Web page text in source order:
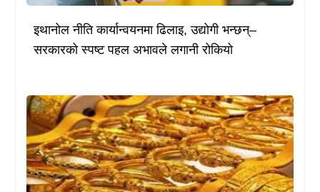
इथानोल नीति कार्यान्वयनमा ढिलाइ, उद्योगी भन्छन्–
सरकारको स्पष्ट पहल अभावले लगानी रोकियो